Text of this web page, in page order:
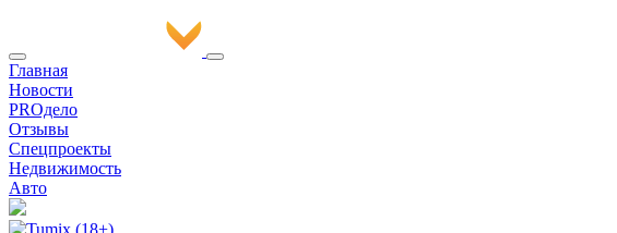
Главная
Новости
PROдело
Отзывы
Спецпроекты
Недвижимость
Авто